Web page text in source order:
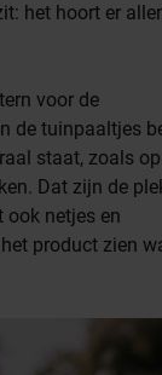
het hoort er
voor de
de tuinpaaltjes
staat, zoals op
Dat zijn de
ook netjes en
product zien